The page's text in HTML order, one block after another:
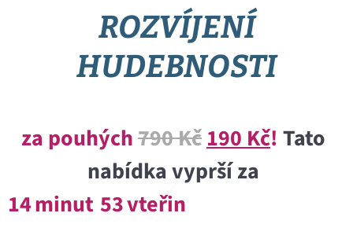
ROZVÍJENÍ
HUDEBNOSTI
za pouhých790 Kč190 Kč! Tato
nabídka vyprší za
14minut 52vteřin